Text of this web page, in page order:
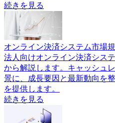
続きを見る
オンライン決済システム市場
法人向けオンライン決済シス
から解説します。キャッシュ
景に、成長要因と最新動向を
を提供します。
続きを見る